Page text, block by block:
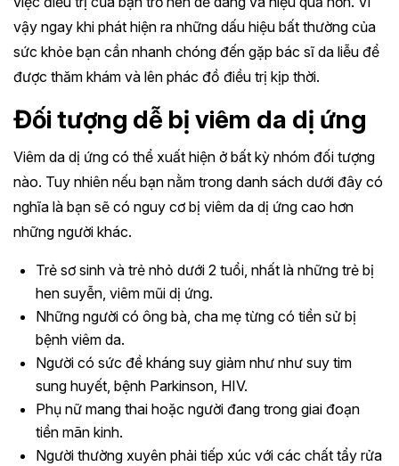
vậy ngay khi phát hiện ra những dấu hiệu bất thường của
sức khỏe bạn cần nhanh chóng đến gặp bác sĩ da liễu để
được thăm khám và lên phác đồ điều trị kịp thời.
Đối tượng dễ bị viêm da dị ứng
Viêm da dị ứng có thể xuất hiện ở bất kỳ nhóm đối tượng
nào. Tuy nhiên nếu bạn nằm trong danh sách dưới đây có
nghĩa là bạn sẽ có nguy cơ bị viêm da dị ứng cao hơn
những người khác.
Trẻ sơ sinh và trẻ nhỏ dưới 2 tuổi, nhất là những trẻ bị
hen suyễn, viêm mũi dị ứng.
Những người có ông bà, cha mẹ từng có tiền sử bị
bệnh viêm da.
Người có sức đề kháng suy giảm như như suy tim
sung huyết, bệnh Parkinson, HIV.
Phụ nữ mang thai hoặc người đang trong giai đoạn
tiền mãn kinh.
Người thường xuyên phải tiếp xúc với các chất tẩy rửa